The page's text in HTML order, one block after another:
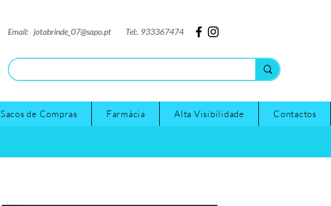
Email: jotabrinde_07@sapo.pt Tel:. 933367474
Sacos de Compras Farmácia Alta Visibilidade Contactos